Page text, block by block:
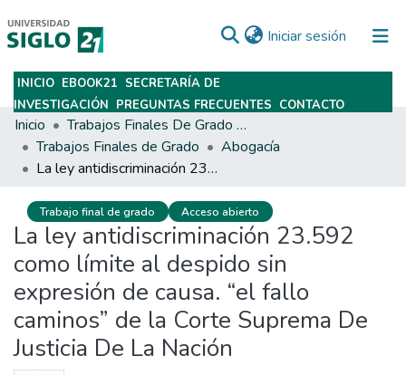
Iniciar sesión (current)
Subir
INICIO EBOOK21 SECRETARÍA DE
INVESTIGACIÓN PREGUNTAS FRECUENTES CONTACTO
Inicio
Trabajos Finales De Grado Y Posgrado
Trabajos Finales de Grado
Abogacía
La ley antidiscriminación 23.592 como límite al despido sin expresión de causa. “el fallo caminos” de la Corte Suprema De Justicia De La Nación
Trabajo final de grado Acceso abierto
La ley antidiscriminación 23.592
como límite al despido sin
expresión de causa. “el fallo
caminos” de la Corte Suprema De
Justicia De La Nación